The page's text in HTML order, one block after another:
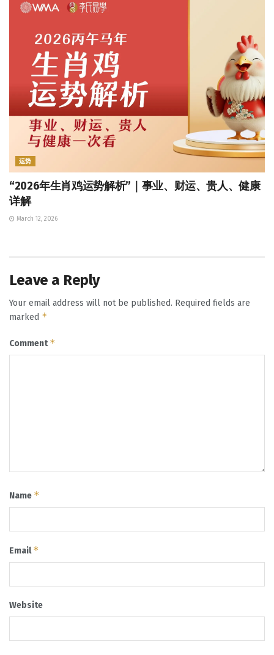
运势
“2026年生肖鸡运势解析”｜事业、财运、贵人、健康
详解
March 12, 2026
Leave a Reply
Your email address will not be published. Required fields are
marked *
Comment*
Name *
Email*
Website